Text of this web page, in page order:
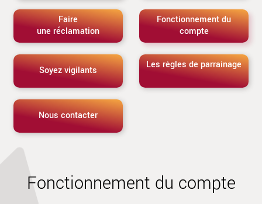
Faire
une réclamation
Fonctionnement du
compte
Soyez vigilants Les règles de parrainage
Nous contacter
Fonctionnement du compte